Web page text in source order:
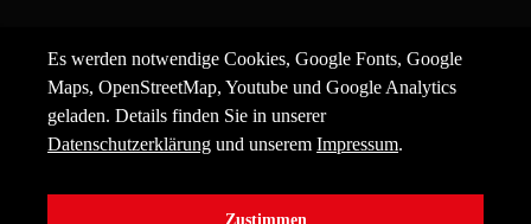
Es werden notwendige Cookies, Google Fonts, Google
Maps, OpenStreetMap, Youtube und Google Analytics
geladen. Details finden Sie in unserer
Datenschutzerklärung und unseremImpressum.
Zustimmen